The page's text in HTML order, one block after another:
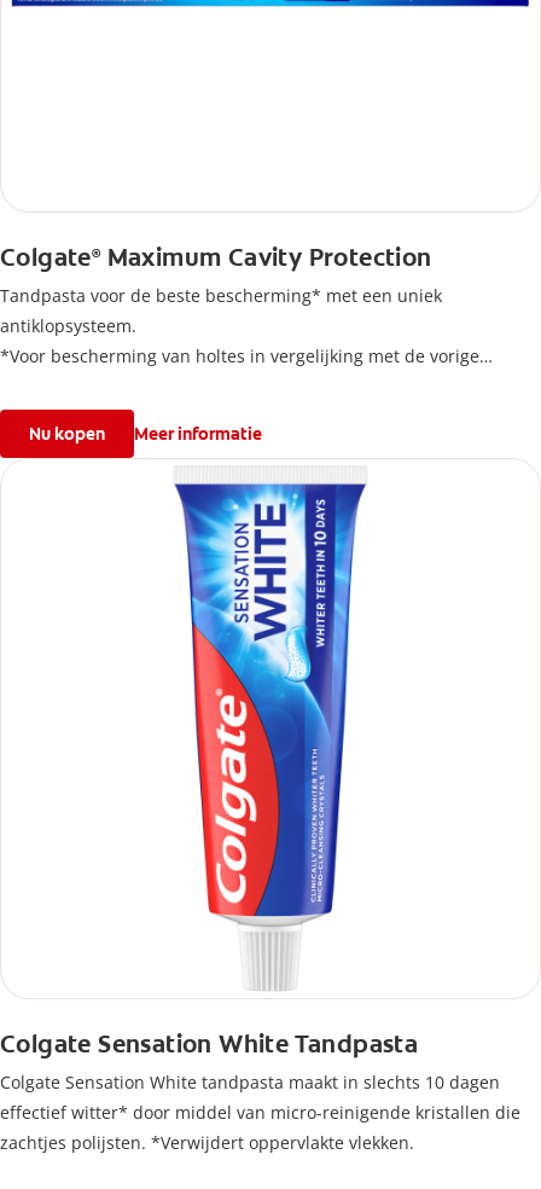
Colgate®Maximum Cavity Protection
Tandpasta voor de beste bescherming* met een uniek
antiklopsysteem.
*Voor bescherming van holtes in vergelijking met de vorige
Nu kopen Meer informatie
Colgate Sensation White Tandpasta
Colgate Sensation White tandpasta maakt in slechts 10 dagen
effectief witter* door middel van micro-reinigende kristallen die
zachtjes polijsten. *Verwijdert oppervlakte vlekken.